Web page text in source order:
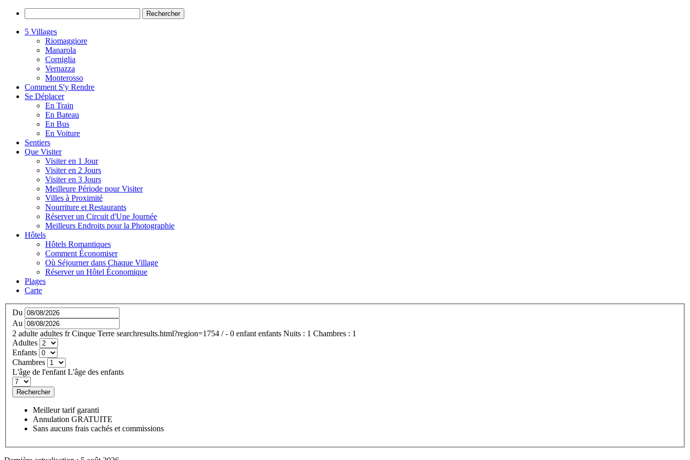
5 Villages
Riomaggiore
Manarola
Corniglia
Vernazza
Monterosso
Comment S'y Rendre
Se Déplacer
En Train
En Bateau
En Bus
En Voiture
Sentiers
Que Visiter
Visiter en 1 Jour
Visiter en 2 Jours
Visiter en 3 Jours
Meilleure Période pour Visiter
Villes à Proximité
Nourriture et Restaurants
Réserver un Circuit d'Une Journée
Meilleurs Endroits pour la Photographie
Hôtels
Hôtels Romantiques
Comment Économiser
Où Séjourner dans Chaque Village
Réserver un Hôtel Économique
Plages
Carte
Du
Au
2 adulte adultes fr Cinque Terre searchresults.html?region=1754 / - 0 enfant enfants Nuits : 1 Chambres : 1
Adultes
Enfants
Chambres
L'âge de l'enfant L'âge des enfants
Rechercher
Meilleur tarif garanti
Annulation GRATUITE
Sans aucuns frais cachés et commissions